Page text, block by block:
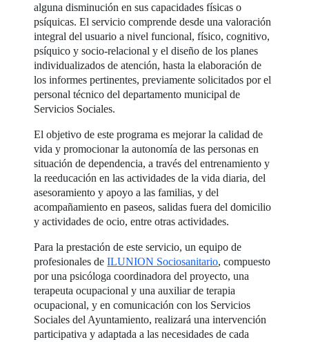
alguna disminución en sus capacidades físicas o
psíquicas. El servicio comprende desde una valoración
integral del usuario a nivel funcional, físico, cognitivo,
psíquico y socio-relacional y el diseño de los planes
individualizados de atención, hasta la elaboración de
los informes pertinentes, previamente solicitados por el
personal técnico del departamento municipal de
Servicios Sociales.
El objetivo de este programa es mejorar la calidad de
vida y promocionar la autonomía de las personas en
situación de dependencia, a través del entrenamiento y
la reeducación en las actividades de la vida diaria, del
asesoramiento y apoyo a las familias, y del
acompañamiento en paseos, salidas fuera del domicilio
y actividades de ocio, entre otras actividades.
Para la prestación de este servicio, un equipo de
profesionales deILUNION Sociosanitario, compuesto
por una psicóloga coordinadora del proyecto, una
terapeuta ocupacional y una auxiliar de terapia
ocupacional, y en comunicación con los Servicios
Sociales del Ayuntamiento, realizará una intervención
participativa y adaptada a las necesidades de cada